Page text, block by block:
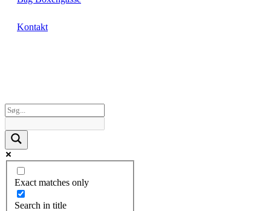
Kontakt
Exact matches only
Search in title